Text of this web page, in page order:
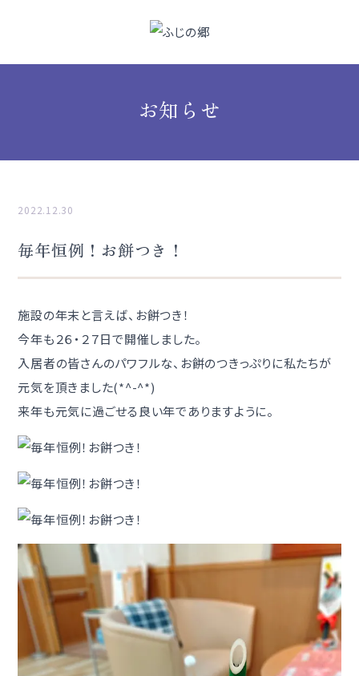
お知らせ
2022.12.30
毎年恒例！お餅つき！
施設の年末と言えば、お餅つき！
今年も２６・２７日で開催しました。
入居者の皆さんのパワフルな、お餅のつきっぷりに私たちが
元気を頂きました(*^-^*)
来年も元気に過ごせる良い年でありますように。